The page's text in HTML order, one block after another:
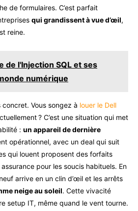
de formulaires. C’est parfait
qui grandissent à vue d’œil,
reine.
de l'Injection SQL et ses
numérique
Vous songez à louer le Dell
? C’est une situation qui met
: un appareil de dernière
opérationnel, avec un deal qui suit
qui louent proposent des forfaits
assurance pour les soucis habituels. En
arrive en un clin d’œil et les arrêts
neige au soleil. Cette vivacité
setup IT, même quand le vent tourne.